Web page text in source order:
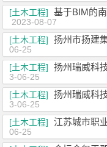
[土木工程]
基于BIM的
2023-08-07
[土木工程]
扬州市扬建
06-25
[土木工程]
扬州瑞威科
3-06-25
[土木工程]
扬州瑞威科
3-06-25
[土木工程]
江苏城市职
06-25